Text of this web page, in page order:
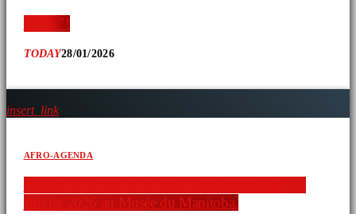
‘ » » ̂ !
TODAY28/01/2026
insert_link
AFRO-AGENDA
janvier 2026 au Musée du Manitoba.